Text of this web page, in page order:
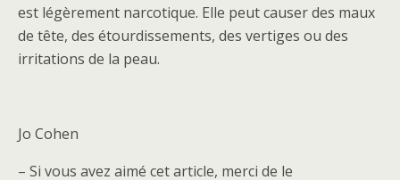
est légèrement narcotique. Elle peut causer des maux
de tête, des étourdissements, des vertiges ou des
irritations de la peau.
Jo Cohen
– Si vous avez aimé cet article, merci de le